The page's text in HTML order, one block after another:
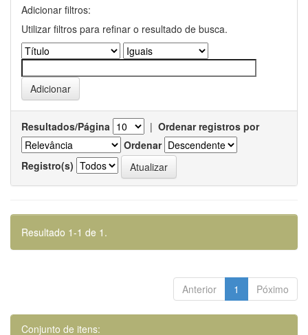
Adicionar filtros:
Utilizar filtros para refinar o resultado de busca.
Resultados/Página | Ordenar registros por
Ordenar
Registro(s)
Resultado 1-1 de 1.
Anterior 1 Póximo
Conjunto de itens: